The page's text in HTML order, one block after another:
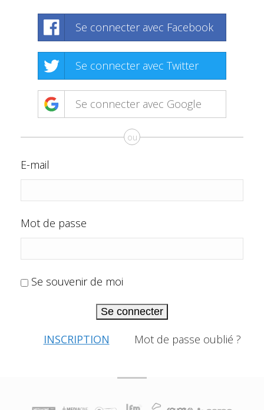
Se connecter avec Facebook
Se connecter avec Twitter
Se connecter avec Google
ou
E-mail
Mot de passe
Se souvenir de moi
Se connecter
INSCRIPTION Mot de passe oublié ?